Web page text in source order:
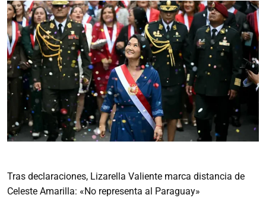
Tras declaraciones, Lizarella Valiente marca distancia de
Celeste Amarilla: «No representa al Paraguay»